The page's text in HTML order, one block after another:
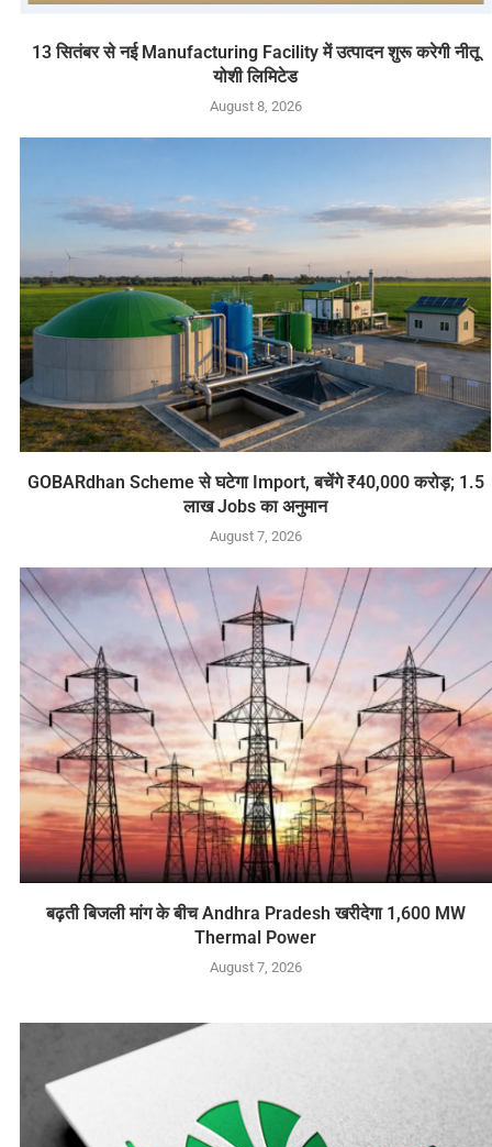
13 सितंबर से नई Manufacturing Facility में उत्पादन शुरू करेगी नीतू
योशी लिमिटेड
August 8, 2026
GOBARdhan Scheme से घटेगा Import, बचेंगे ₹40,000 करोड़; 1.5
लाख Jobs का अनुमान
August 7, 2026
बढ़ती बिजली मांग के बीच Andhra Pradesh खरीदेगा 1,600 MW
Thermal Power
August 7, 2026